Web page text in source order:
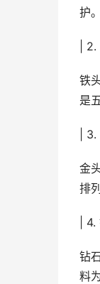
护。
|
铁
是
|
金
排
|
钻
料